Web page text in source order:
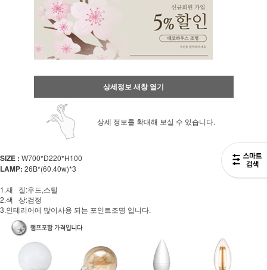
상세정보 새창 열기
상세 정보를 확대해 보실 수 있습니다.
SIZE : W700*D220*H100
LAMP: 26B*(60.40w)*3
1.재 질:우드,스틸
2.색 상:검정
3.인테리어에 많이사용 되는 포인트조명 입니다.